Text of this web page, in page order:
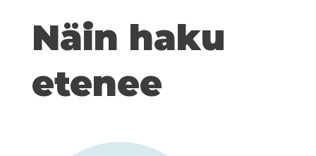
Näin haku
etenee